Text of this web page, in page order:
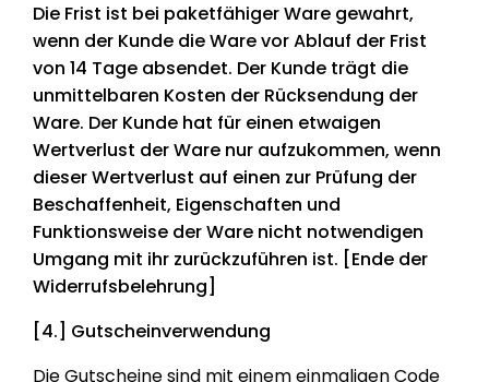
Die Frist ist bei paketfähiger Ware gewahrt,
wenn der Kunde die Ware vor Ablauf der Frist
von 14 Tage absendet. Der Kunde trägt die
unmittelbaren Kosten der Rücksendung der
Ware. Der Kunde hat für einen etwaigen
Wertverlust der Ware nur aufzukommen, wenn
dieser Wertverlust auf einen zur Prüfung der
Beschaffenheit, Eigenschaften und
Funktionsweise der Ware nicht notwendigen
Umgang mit ihr zurückzuführen ist. [Ende der
Widerrufsbelehrung]
[4.] Gutscheinverwendung
Die Gutscheine sind mit einem einmaligen Code